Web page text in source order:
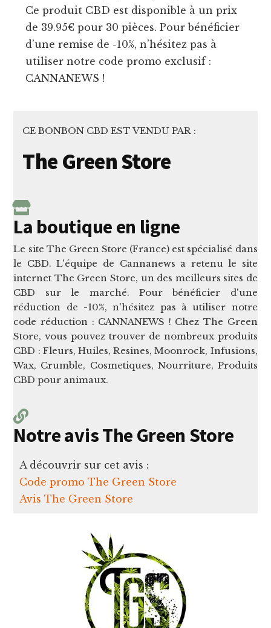
Ce produit CBD est disponible à un prix
de 39.95€ pour 30 pièces. Pour bénéficier
d’une remise de -10%, n’hésitez pas à
utiliser notre code promo exclusif :
CANNANEWS !
CE BONBON CBD EST VENDU PAR :
The Green Store
La boutique en ligne
Le site The Green Store (France) est spécialisé dans
le CBD. L'équipe de Cannanews a retenu le site
internet The Green Store, un des meilleurs sites de
CBD sur le marché. Pour bénéficier d'une
réduction de -10%, n'hésitez pas à utiliser notre
code réduction : CANNANEWS ! Chez The Green
Store, vous pouvez trouver de nombreux produits
CBD : Fleurs, Huiles, Resines, Moonrock, Infusions,
Wax, Crumble, Cosmetiques, Nourriture, Produits
CBD pour animaux.
Notre avis The Green Store
A découvrir sur cet avis :
Code promo The Green Store
Avis The Green Store